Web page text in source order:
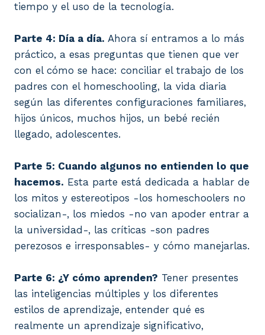
tiempo y el uso de la tecnología.
Parte 4: Día a día. Ahora sí entramos a lo más
práctico, a esas preguntas que tienen que ver
con el cómo se hace: conciliar el trabajo de los
padres con el homeschooling, la vida diaria
según las diferentes configuraciones familiares,
hijos únicos, muchos hijos, un bebé recién
llegado, adolescentes.
Parte 5: Cuando algunos no entienden lo que
hacemos. Esta parte está dedicada a hablar de
los mitos y estereotipos -los homeschoolers no
socializan-, los miedos -no van apoder entrar a
la universidad-, las críticas -son padres
perezosos e irresponsables- y cómo manejarlas.
Parte 6: ¿Y cómo aprenden? Tener presentes
las inteligencias múltiples y los diferentes
estilos de aprendizaje, entender qué es
realmente un aprendizaje significativo,